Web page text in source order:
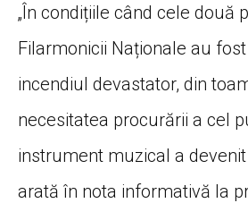
„În condițiile când cele două
Filarmonicii Naționale au
incendiul devastator, din
necesitatea procurării a cel
instrument muzical a devenit
arată în nota informativă la